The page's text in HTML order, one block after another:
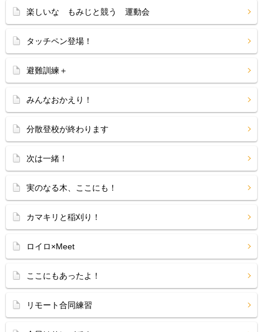
楽しいな もみじと競う 運動会
タッチペン登場！
避難訓練＋
みんなおかえり！
分散登校が終わります
次は一緒！
実のなる木、ここにも！
カマキリと稲刈り！
ロイロ×Meet
ここにもあったよ！
リモート合同練習